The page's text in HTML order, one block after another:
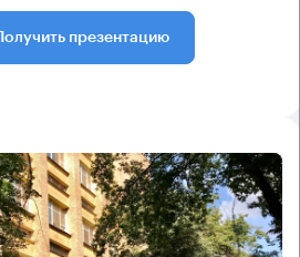
Получить презентацию